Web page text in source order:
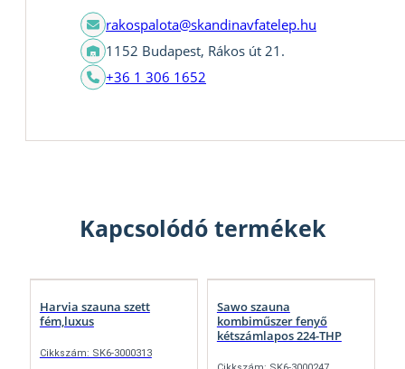
rakospalota@skandinavfatelep.hu
1152 Budapest, Rákos út 21.
+36 1 306 1652
Kapcsolódó termékek
Harvia szauna szett
fém,luxus
Cikkszám: SK6-3000313
Sawo szauna
kombiműszer fenyő
kétszámlapos 224-THP